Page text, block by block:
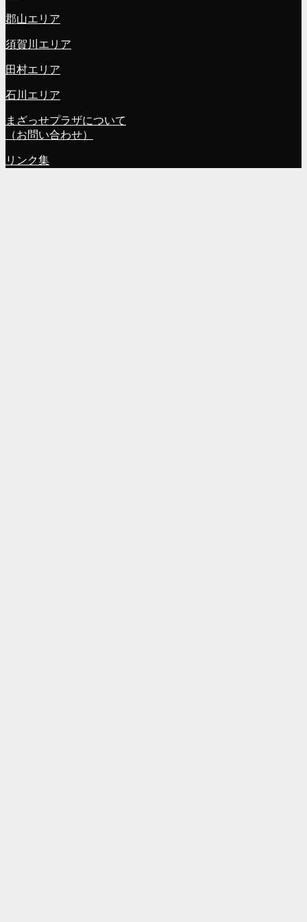
郡山エリア
須賀川エリア
田村エリア
石川エリア
まざっせプラザについて
（お問い合わせ）
リンク集